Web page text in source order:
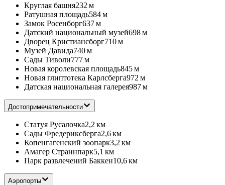
Круглая башня232 м
Ратушная площадь584 м
Замок Росенборг637 м
Датский национальный музей698 м
Дворец Кристиансборг710 м
Музей Давида740 м
Сады Тиволи777 м
Новая королевская площадь845 м
Новая глиптотека Карлсберга972 м
Датская национальная галерея987 м
Достопримечательности
Статуя Русалочка2,2 км
Сады Фредериксберга2,6 км
Копенгагенский зоопарк3,2 км
Амагер Страннпарк5,1 км
Парк развлечений Баккен10,6 км
Аэропорты